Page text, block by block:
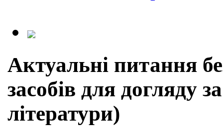
Актуальні питання
засобів для догляду
літератури)